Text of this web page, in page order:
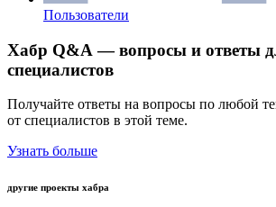
Пользователи
Хабр Q&A — вопросы и ответы
специалистов
Получайте ответы на вопросы по любой
от специалистов в этой теме.
Узнать больше
другие проекты хабра